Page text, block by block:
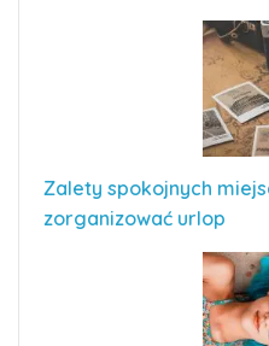
Zalety spokojnych
zorganizować urlop